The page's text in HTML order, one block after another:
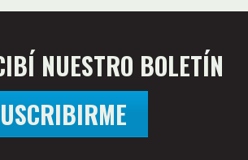
NUESTRO BOLETÍN